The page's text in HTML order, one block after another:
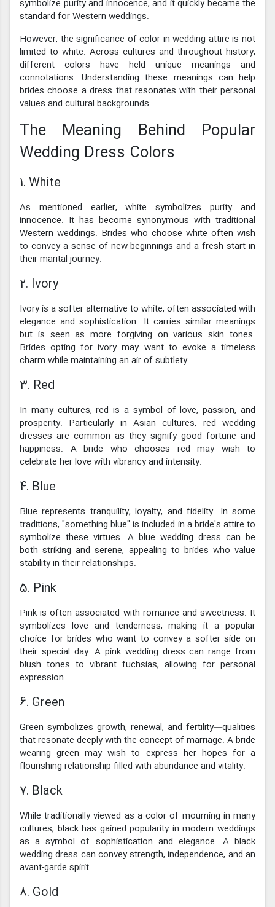
symbolize purity and innocence, and it quickly became the
standard for Western weddings.
However, the significance of color in wedding attire is not
limited to white. Across cultures and throughout history,
different colors have held unique meanings and
connotations. Understanding these meanings can help
brides choose a dress that resonates with their personal
values and cultural backgrounds.
The Meaning Behind Popular
Wedding Dress Colors
1. White
As mentioned earlier, white symbolizes purity and
innocence. It has become synonymous with traditional
Western weddings. Brides who choose white often wish
to convey a sense of new beginnings and a fresh start in
their marital journey.
2. Ivory
Ivory is a softer alternative to white, often associated with
elegance and sophistication. It carries similar meanings
but is seen as more forgiving on various skin tones.
Brides opting for ivory may want to evoke a timeless
charm while maintaining an air of subtlety.
3. Red
In many cultures, red is a symbol of love, passion, and
prosperity. Particularly in Asian cultures, red wedding
dresses are common as they signify good fortune and
happiness. A bride who chooses red may wish to
celebrate her love with vibrancy and intensity.
4. Blue
Blue represents tranquility, loyalty, and fidelity. In some
traditions, "something blue" is included in a bride's attire to
symbolize these virtues. A blue wedding dress can be
both striking and serene, appealing to brides who value
stability in their relationships.
5. Pink
Pink is often associated with romance and sweetness. It
symbolizes love and tenderness, making it a popular
choice for brides who want to convey a softer side on
their special day. A pink wedding dress can range from
blush tones to vibrant fuchsias, allowing for personal
expression.
6. Green
Green symbolizes growth, renewal, and fertility—qualities
that resonate deeply with the concept of marriage. A bride
wearing green may wish to express her hopes for a
flourishing relationship filled with abundance and vitality.
7. Black
While traditionally viewed as a color of mourning in many
cultures, black has gained popularity in modern weddings
as a symbol of sophistication and elegance. A black
wedding dress can convey strength, independence, and an
avant-garde spirit.
8. Gold